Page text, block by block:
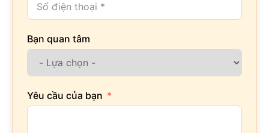
Bạn quan tâm
Yêu cầu của bạn